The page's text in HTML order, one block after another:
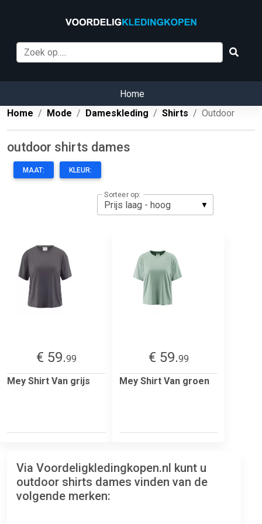
Home
Home
Mode Dameskleding Shirts Outdoor
outdoor shirts dames
MAAT: KLEUR:
Sorteer op:
€ 59.99
Mey Shirt Van grijs
€ 59.99
Mey Shirt Van groen
Via Voordeligkledingkopen.nl kunt u
outdoor shirts dames vinden van de
volgende merken: